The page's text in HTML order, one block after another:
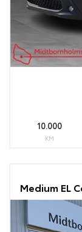
10.000
KM